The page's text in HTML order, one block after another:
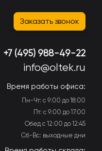
Заказать звонок
+7 (495) 988-49-22
info@oltek.ru
Время работы офиса:
Пн-Чт: с 9:00 до 18:00
Пт: с 9:00 до 17:00
Обед с 12:00 до 12:45
Сб-Вс: выходные дни